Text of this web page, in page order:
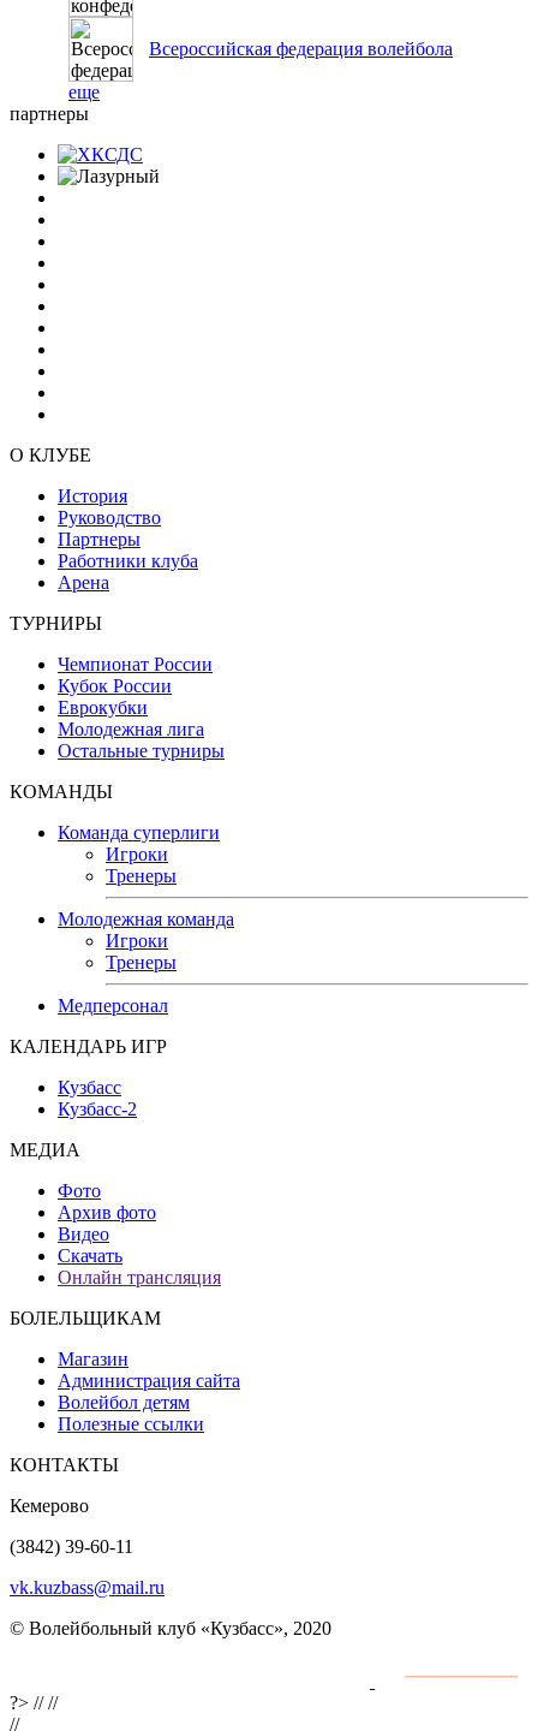
Всероссийская федерация волейбола
еще
партнеры
О КЛУБЕ
История
Руководство
Партнеры
Работники клуба
Арена
ТУРНИРЫ
Чемпионат России
Кубок России
Еврокубки
Молодежная лига
Остальные турниры
КОМАНДЫ
Команда суперлиги
Игроки
Тренеры
Молодежная команда
Игроки
Тренеры
Медперсонал
КАЛЕНДАРЬ ИГР
Кузбасс
Кузбасс-2
МЕДИА
Фото
Архив фото
Видео
Скачать
Онлайн трансляция
БОЛЕЛЬЩИКАМ
Магазин
Администрация сайта
Волейбол детям
Полезные ссылки
КОНТАКТЫ
Кемерово
(3842) 39-60-11
vk.kuzbass@mail.ru
© Волейбольный клуб «Кузбасс», 2020
?> ////
//